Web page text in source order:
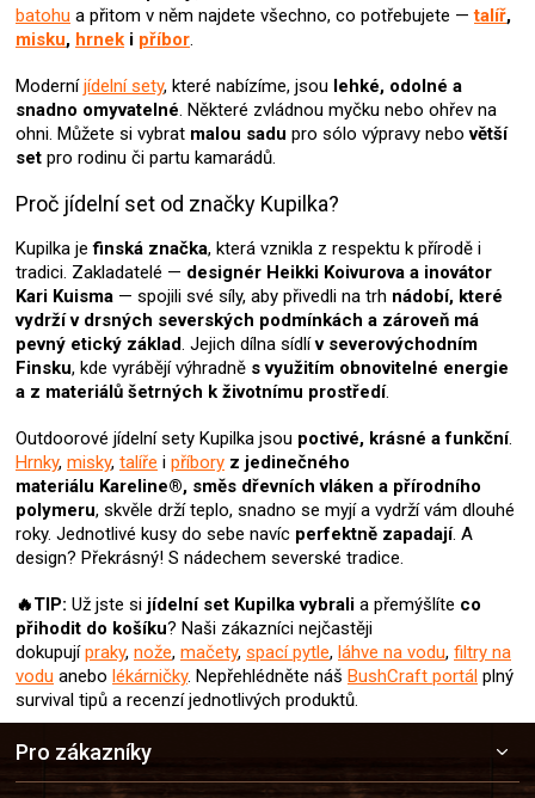
ý
s
u
batohu a přitom v něm najdete všechno, co potřebujete —talíř,
misku, hrnek i příbor.
Moderníjídelní sety, které nabízíme, jsou lehké, odolné a
snadno omyvatelné. Některé zvládnou myčku nebo ohřev na
ohni. Můžete si vybrat malou sadu pro sólo výpravy nebo větší
set pro rodinu či partu kamarádů.
Proč jídelní set od značky Kupilka?
Kupilka jefinská značka, která vznikla z respektu k přírodě i
tradici. Zakladatelé — designér Heikki Koivurova a inovátor
Kari Kuisma — spojili své síly, aby přivedli na trh nádobí, které
vydrží v drsných severských podmínkách a zároveň má
pevný etický základ. Jejich dílna sídlív severovýchodním
Finsku, kde vyrábějí výhradně s využitím obnovitelné energie
a z materiálů šetrných k životnímu prostředí.
Outdoorové jídelní sety Kupilka jsou poctivé, krásné a funkční.
Hrnky, misky, talíře i příbory z jedinečného
materiálu Kareline®, směs dřevních vláken a přírodního
polymeru, skvěle drží teplo, snadno se myjí a vydrží vám dlouhé
roky. Jednotlivé kusy do sebe navíc perfektně zapadají. A
design? Překrásný! S nádechem severské tradice.
🔥TIP: Už jste si jídelní set Kupilkavybrali a přemýšlíte co
přihodit do košíku? Naši zákazníci nejčastěji
dokupujípraky, nože, mačety, spací pytle, láhve na vodu, filtry na
vodu anebo lékárničky. Nepřehlédněte náš BushCraft portál plný
survival tipů a recenzí jednotlivých produktů.
Pro zákazníky